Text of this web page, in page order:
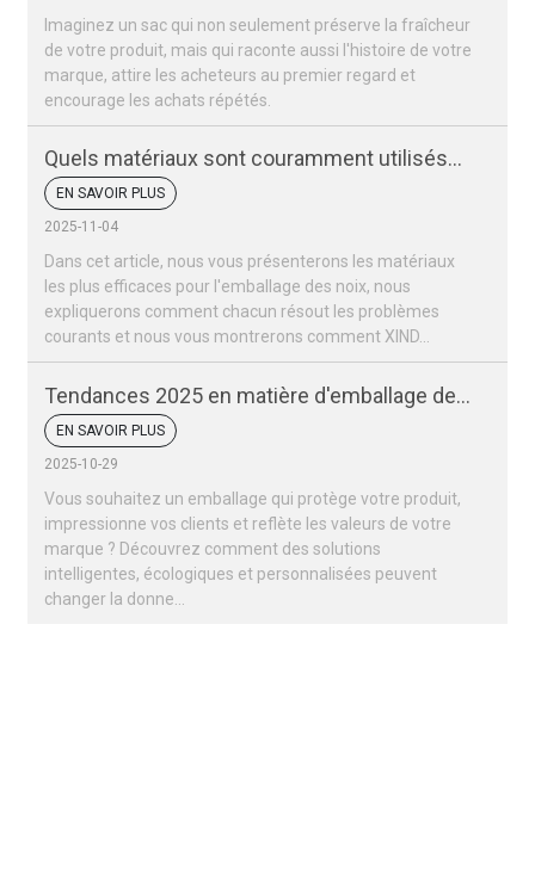
Imaginez un sac qui non seulement préserve la fraîcheur
de votre produit, mais qui raconte aussi l'histoire de votre
marque, attire les acheteurs au premier regard et
encourage les achats répétés.
Quels matériaux sont couramment utilisés
pour les sacs d'emballage de noix ?
EN SAVOIR PLUS
2025-11-04
Dans cet article, nous vous présenterons les matériaux
les plus efficaces pour l'emballage des noix, nous
expliquerons comment chacun résout les problèmes
courants et nous vous montrerons comment XIND...
Tendances 2025 en matière d'emballage des
fruits secs et des noix
EN SAVOIR PLUS
2025-10-29
Vous souhaitez un emballage qui protège votre produit,
impressionne vos clients et reflète les valeurs de votre
marque ? Découvrez comment des solutions
intelligentes, écologiques et personnalisées peuvent
changer la donne…